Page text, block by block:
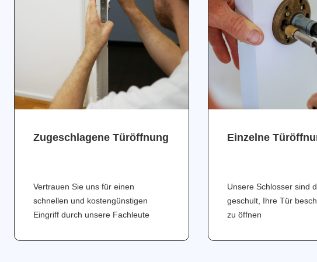
Zugeschlagene Türöffnung
Vertrauen Sie uns für einen
schnellen und kostengünstigen
Eingriff durch unsere Fachleute
Einzelne
Unsere Schlosser sind
geschult, Ihre Tür
zu öffnen